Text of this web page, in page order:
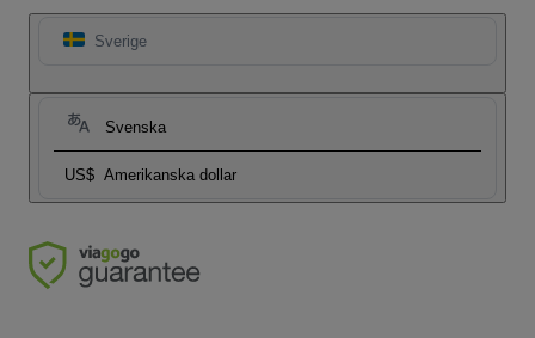
Sverige
Svenska
US$ Amerikanska dollar